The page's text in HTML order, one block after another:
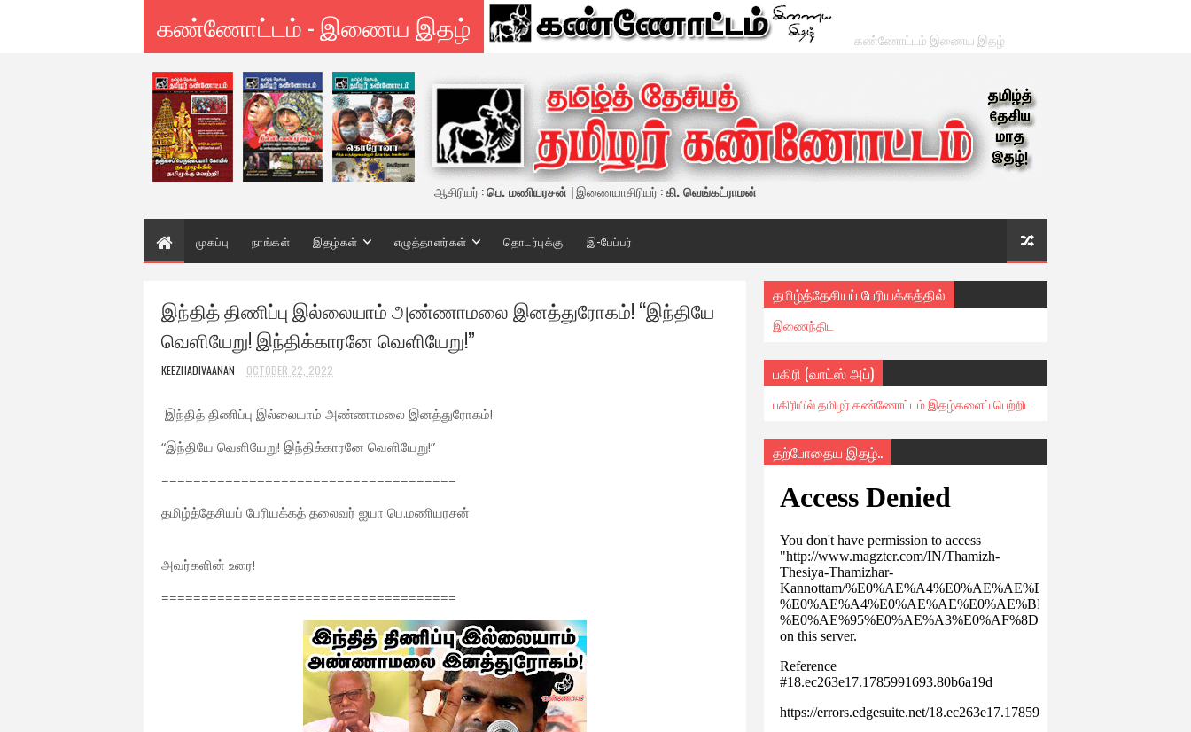
கண்ணோட்டம் - இணைய இதழ் கண்ணோட்டம் இணைய இதழ்
ஆசிரியர் :பெ. மணியரசன் | இணையாசிரியர் :கி. வெங்கட்ராமன்
முகப்பு நாங்கள் இதழ்கள் எழுத்தாளர்கள் தொடர்புக்கு இ-பேப்பர்
இந்தித் திணிப்பு இல்லையாம் அண்ணாமலை இனத்துரோகம்! “இந்தியே
வெளியேறு! இந்திக்காரனே வெளியேறு!”
KEEZHADIVAANAN OCTOBER 22, 2022
இந்தித் திணிப்பு இல்லையாம் அண்ணாமலை இனத்துரோகம்!
“இந்தியே வெளியேறு! இந்திக்காரனே வெளியேறு!”
=====================================
தமிழ்த்தேசியப் பேரியக்கத் தலைவர் ஐயா பெ.மணியரசன்
அவர்களின் உரை!
=====================================
தமிழ்த்தேசியப் பேரியக்கத்தில்
இணைந்திட
பகிரி (வாட்ஸ் அப்)
பகிரியில் தமிழர் கண்ணோட்டம் இதழ்களைப் பெற்றிட
தற்போதைய இதழ்..